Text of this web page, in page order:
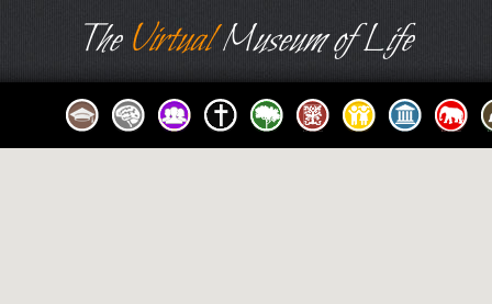
TheVirtualMuseum of Life